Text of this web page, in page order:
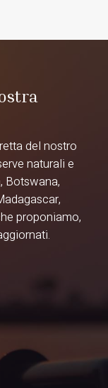
del nostro
naturali e
Botswana,
proponiamo,